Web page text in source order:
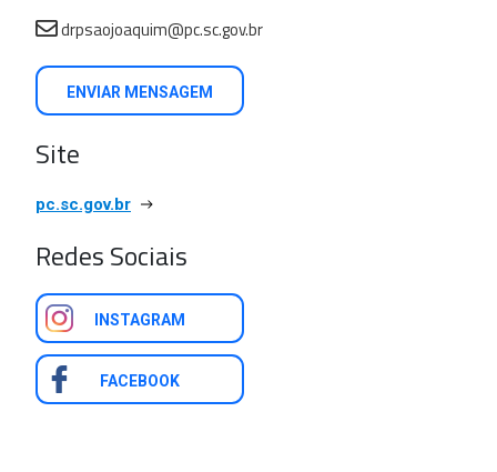
drpsaojoaquim@pc.sc.gov.br
ENVIAR MENSAGEM
Site
pc.sc.gov.br
Redes Sociais
INSTAGRAM
FACEBOOK